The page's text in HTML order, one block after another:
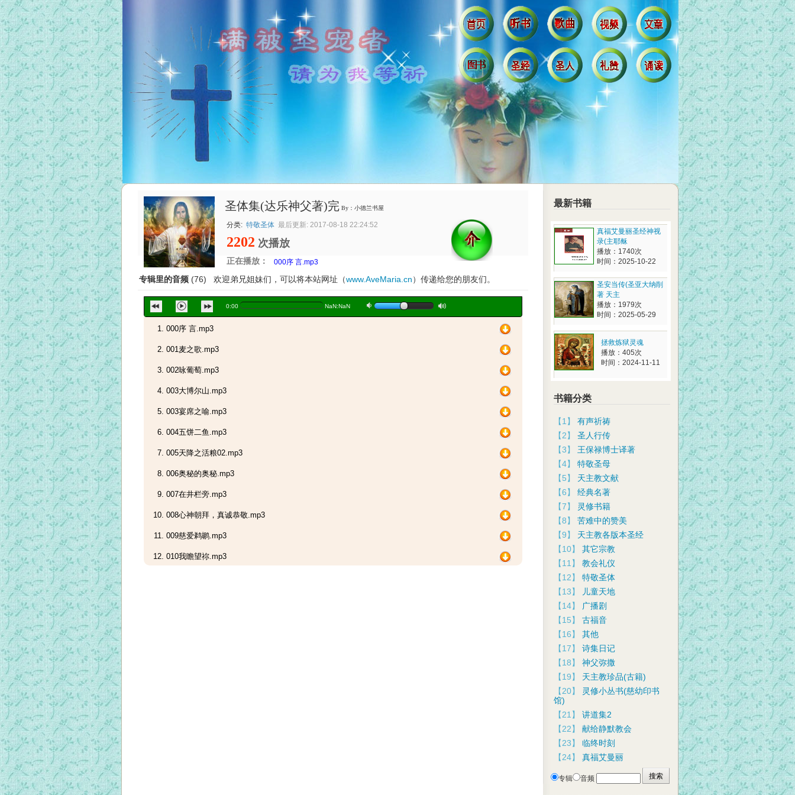
圣体集(达乐神父著)完 By：小德兰书屋
分类: 特敬圣体 最后更新: 2017-08-18 22:24:52
2202 次播放
正在播放：
专辑里的音频 (76) 欢迎弟兄姐妹们，可以将本站网址（www.AveMaria.cn）传递给您的朋友们。
0:00 NaN:NaN a b
000序 言.mp3
000序 言.mp3
001麦之歌.mp3
002咏葡萄.mp3
003大博尔山.mp3
003宴席之喻.mp3
004五饼二鱼.mp3
005天降之活粮02.mp3
006奥秘的奥秘.mp3
007在井栏旁.mp3
008心神朝拜，真诚恭敬.mp3
009慈爱鹈鹕.mp3
010我瞻望祢.mp3
最新书籍
真福艾曼丽圣经神视
录(主耶稣
播放：1740次
时间：2025-10-22
圣安当传(圣亚大纳削
著 天主
播放：1979次
时间：2025-05-29
拯救炼狱灵魂
播放：405次
时间：2024-11-11
书籍分类
【1】 有声祈祷
【2】 圣人行传
【3】 王保禄博士译著
【4】 特敬圣母
【5】 天主教文献
【6】 经典名著
【7】
灵修书籍
【8】 苦难中的赞美
【9】 天主教各版本圣经
【10】 其它宗教
【11】 教会礼仪
【12】 特敬圣体
【13】
儿童天地
【14】
广播剧
【15】 古福音
【16】 其他
【17】 诗集日记
【18】 神父弥撒
【19】 天主教珍品(古籍)
【20】
灵修小丛书(慈幼印书
馆)
【21】 讲道集2
【22】 献给静默教会
【23】 临终时刻
【24】 真福艾曼丽
专辑 音频